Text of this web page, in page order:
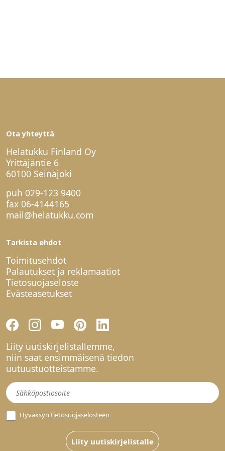
Ota yhteyttä
Helatukku Finland Oy
Yrittäjäntie 6
60100 Seinäjoki
puh 029-123 9400
fax 06-4144165
mail@helatukku.com
Tarkista ehdot
Toimitusehdot
Palautukset ja reklamaatiot
Tietosuojaseloste
Evästeasetukset
Liity uutiskirjelistallemme,
niin saat ensimmäisenä tiedon
uutuustuotteistamme.
Uutiskirje
Hyväksyn tietosuojaselosteen
Liity uutiskirjelistalle